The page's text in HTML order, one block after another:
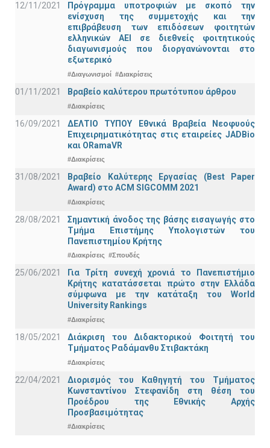
12/11/2021
Πρόγραμμα υποτροφιών με σκοπό την
ενίσχυση της συμμετοχής και την
επιβράβευση των επιδόσεων φοιτητών
ελληνικών ΑΕΙ σε διεθνείς φοιτητικούς
διαγωνισμούς που διοργανώνονται στο
εξωτερικό
#Διαγωνισμοί #Διακρίσεις
01/11/2021 Bραβείο καλύτερου πρωτότυπου άρθρου
#Διακρίσεις
16/09/2021
ΔΕΛΤΙΟ ΤΥΠΟΥ Εθνικά Βραβεία Νεοφυούς
Επιχειρηματικότητας στις εταιρείες JADBio
και ORamaVR
#Διακρίσεις
31/08/2021
Βραβείο Καλύτερης Εργασίας (Best Paper
Award) στο ACM SIGCOMM 2021
#Διακρίσεις
28/08/2021
Σημαντική άνοδος της βάσης εισαγωγής στο
Τμήμα Επιστήμης Υπολογιστών του
Πανεπιστημίου Κρήτης
#Διακρίσεις #Σπουδές
25/06/2021
Για Τρίτη συνεχή χρονιά το Πανεπιστήμιο
Κρήτης κατατάσσεται πρώτο στην Ελλάδα
σύμφωνα με την κατάταξη του World
University Rankings
#Διακρίσεις
18/05/2021
Διάκριση του Διδακτορικού Φοιτητή του
Τμήματος Ραδάμανθυ Στιβακτάκη
#Διακρίσεις
22/04/2021
Διορισμός του Καθηγητή του Τμήματος
Κωνσταντίνου Στεφανίδη στη θέση του
Προέδρου της Εθνικής Αρχής
Προσβασιμότητας
#Διακρίσεις